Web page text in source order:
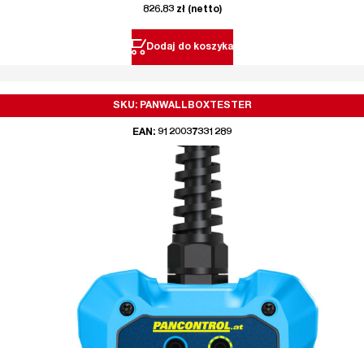
826.83 zł(netto)
Dodaj do koszyka
SKU: PANWALLBOXTESTER
EAN: 9120037331289